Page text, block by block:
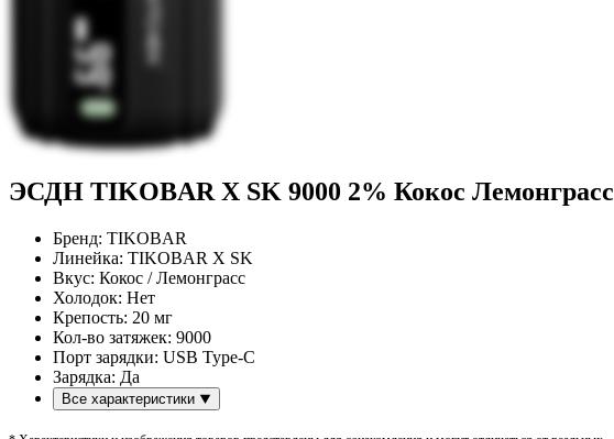
ЭСДН TIKOBAR X SK 9000 2% Кокос Лемонграсс
Бренд: TIKOBAR
Линейка: TIKOBAR X SK
Вкус: Кокос / Лемонграсс
Холодок: Нет
Крепость: 20 мг
Кол-во затяжек: 9000
Порт зарядки: USB Type-C
Зарядка: Да
Все характеристики